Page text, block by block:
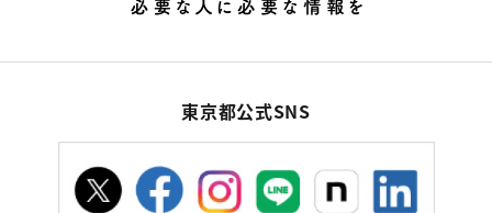
東京都公式SNS